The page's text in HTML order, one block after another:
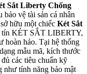
Sắt Liberty Chống
vệ tài sản cá nhân
hữu một chiếc Két Sắt
tín KÉT SẮT LIBERTY,
hoàn hảo. Tại hệ thống
mẫu mã, kích thước
các tiêu chuẩn kỹ
như tính năng bảo mật